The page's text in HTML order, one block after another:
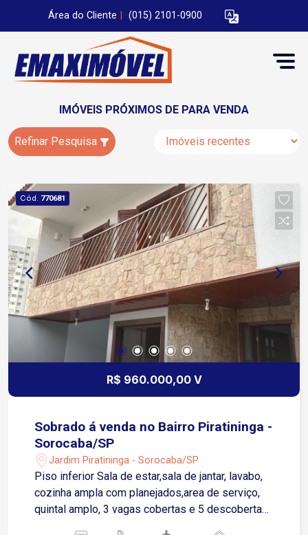
Área do Cliente (015) 2101-0900
IMÓVEIS PRÓXIMOS DE PARA VENDA
Refinar Pesquisa
Cód. 770681
R$ 960.000,00 V
Sobrado á venda no Bairro Piratininga -
Sorocaba/SP
Jardim Piratininga - Sorocaba/SP
Piso inferior Sala de estar,sala de jantar, lavabo,
cozinha ampla com planejados,area de serviço,
quintal amplo, 3 vagas cobertas e 5 descobertas